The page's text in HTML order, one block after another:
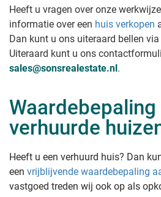
Heeft u vragen over onze
informatie over een huis verkopen
Dan kunt u ons uiteraard bellen
Uiteraard kunt u ons
sales@sonsrealestate.nl .
verhuurde
Heeft u een verhuurd huis? Dan
een vrijblijvende waardebepaling
vastgoed treden wij ook op als